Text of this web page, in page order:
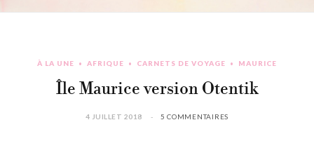
o r e I
À LA UNE AFRIQUE CARNETS DE VOYAGE MAURICE
Île Maurice version Otentik
4 JUILLET 2018 5 COMMENTAIRES